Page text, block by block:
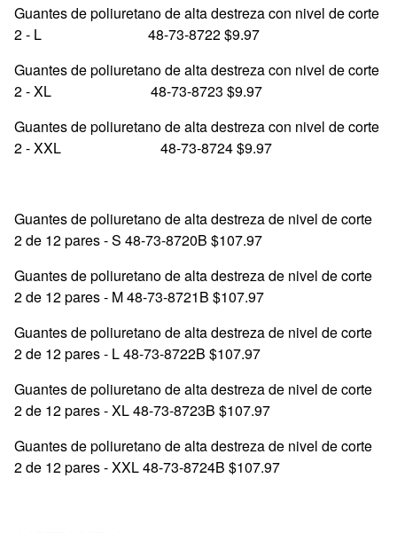
Guantes de poliuretano de alta destreza con nivel de corte
2 - L 48-73-8722 $9.97
Guantes de poliuretano de alta destreza con nivel de corte
2 - XL 48-73-8723 $9.97
Guantes de poliuretano de alta destreza con nivel de corte
2 - XXL 48-73-8724 $9.97
Guantes de poliuretano de alta destreza de nivel de corte
2 de 12 pares - S 48-73-8720B $107.97
Guantes de poliuretano de alta destreza de nivel de corte
2 de 12 pares - M 48-73-8721B $107.97
Guantes de poliuretano de alta destreza de nivel de corte
2 de 12 pares - L 48-73-8722B $107.97
Guantes de poliuretano de alta destreza de nivel de corte
2 de 12 pares - XL 48-73-8723B $107.97
Guantes de poliuretano de alta destreza de nivel de corte
2 de 12 pares - XXL 48-73-8724B $107.97